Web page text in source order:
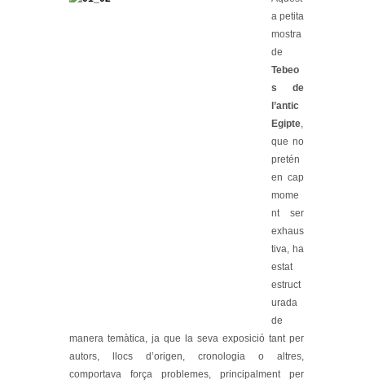
a petita
mostra
de
Tebeo
s de
l’antic
Egipte,
que no
pretén
en cap
mome
nt ser
exhaus
tiva, ha
estat
estruct
urada
de
manera temàtica, ja que la seva exposició tant per
autors, llocs d’origen, cronologia o altres,
comportava força problemes, principalment per